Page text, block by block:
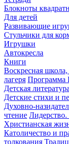
Блокноты
Для детей
Развивающие
Стульчики для
Игрушки
Автокресла
Книги
Воскресная школа,
лагеря Программа
Детская литература
Детские стихи и
Духовно-
чтение
Христианская
Католичество и
толкования